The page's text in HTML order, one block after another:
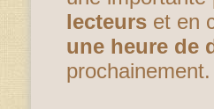
lecteurs et en
une heure de
prochainement.